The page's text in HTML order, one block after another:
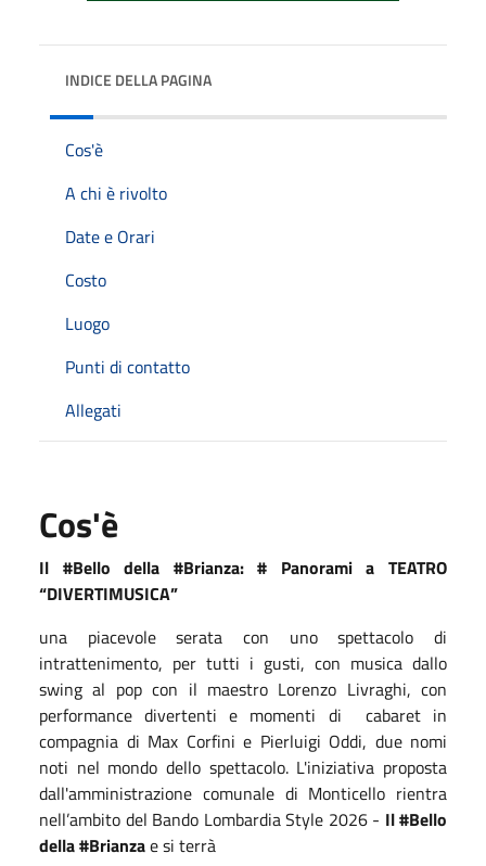
INDICE DELLA PAGINA
Cos'è
A chi è rivolto
Date e Orari
Costo
Luogo
Punti di contatto
Allegati
Cos'è
Il #Bello della #Brianza: # Panorami a TEATRO
“DIVERTIMUSICA”
una piacevole serata con uno spettacolo di
intrattenimento, per tutti i gusti, con musica dallo
swing al pop con il maestro Lorenzo Livraghi, con
performance divertenti e momenti di
cabaret in
compagnia di Max Corfini e Pierluigi Oddi, due nomi
noti nel mondo dello spettacolo. L'iniziativa proposta
dall'amministrazione comunale di Monticello rientra
nell’ambito del Bando Lombardia Style 2026 - Il #Bello
della #Brianzae si terrà